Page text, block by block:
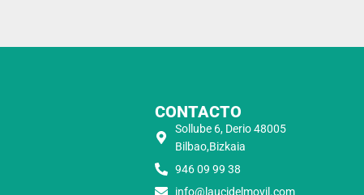
CONTACTO
Sollube 6, Derio 48005
Bilbao,Bizkaia
946 09 99 38
info@laucidelmovil.com